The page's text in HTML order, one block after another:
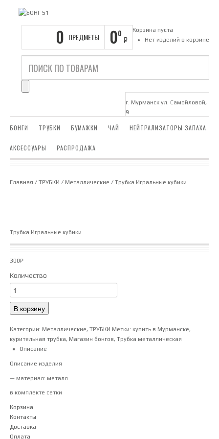
0 ПРЕДМЕТЫ 00
₽
Корзина пуста
Нет изделий в корзине
г. Мурманск ул. Самойловой,
9
БОНГИ ТРУБКИ БУМАЖКИ ЧАЙ НЕЙТРАЛИЗАТОРЫ ЗАПАХА
АКСЕССУАРЫ РАСПРОДАЖА
Главная / ТРУБКИ / Металлические / Трубка Игральные кубики
Трубка Игральные кубики
300₽
Количество
Количество
товара
Трубка
Игральные
кубики
В корзину
Категории: Металлические, ТРУБКИ Метки: купить в Мурманске,
курительная трубка, Магазин бонгов, Трубка металлическая
Описание
Описание изделия
— материал: металл
в комплекте сетки
Корзина
Контакты
Доставка
Оплата